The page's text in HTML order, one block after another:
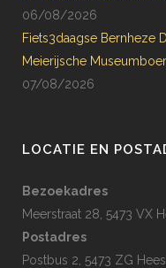
06/08/2026
Fiets3daagse Bernheze
Meierijsche
07/08/2026
LOCATIE EN
Bezoekadres
Meerstraat 28, 5473 VX
Postadres
Postbus 2, 5473 ZG